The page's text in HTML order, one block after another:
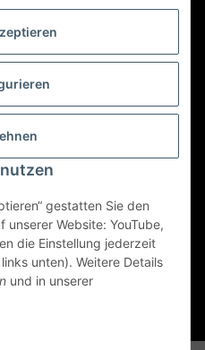
gestatten Sie den
unserer Website: YouTube,
die Einstellung jederzeit
unten). Weitere Details
und in unserer